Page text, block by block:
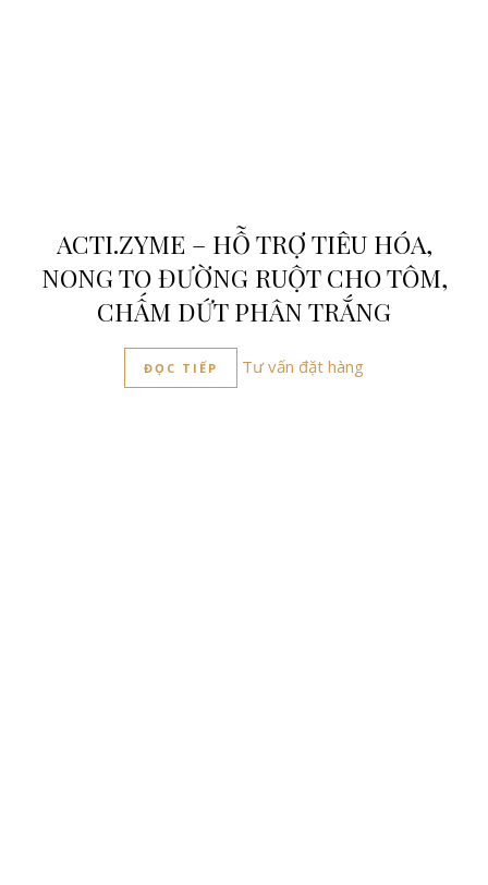
ACTI.ZYME – HỖ TRỢ TIÊU HÓA,
NONG TO ĐƯỜNG RUỘT CHO TÔM,
CHẤM DỨT PHÂN TRẮNG
ĐỌC TIẾP Tư vấn đặt hàng